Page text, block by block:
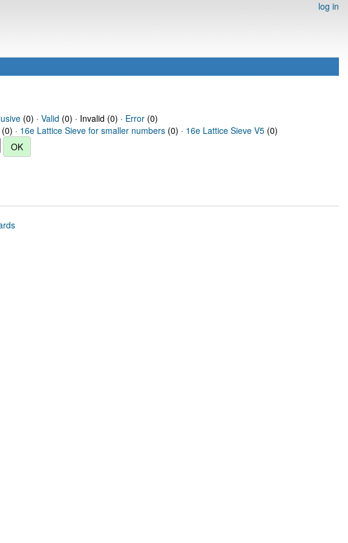
log in
(0) · Valid (0) · Invalid (0) · Error(0)
(0) · 16e Lattice Sieve for smaller numbers (0) · 16e Lattice Sieve V5 (0)